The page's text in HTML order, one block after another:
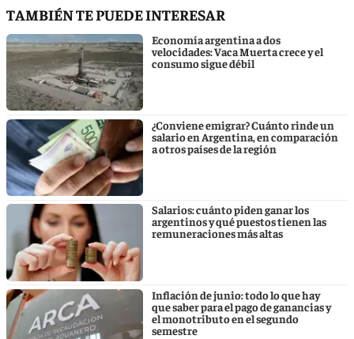
TAMBIÉN TE PUEDE INTERESAR
Economía argentina a dos
velocidades: Vaca Muerta crece y el
consumo sigue débil
¿Conviene emigrar? Cuánto rinde un
salario en Argentina, en comparación
a otros países de la región
Salarios: cuánto piden ganar los
argentinos y qué puestos tienen las
remuneraciones más altas
Inflación de junio: todo lo que hay
que saber para el pago de ganancias y
el monotributo en el segundo
semestre